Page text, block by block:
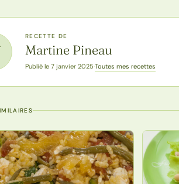
RECETTE DE
Martine Pineau
Publié le 7 janvier 2025·Toutes mes recettes